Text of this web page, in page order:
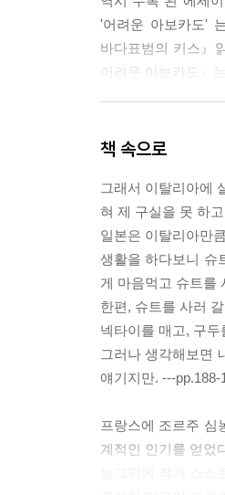
'어려운 아보카도'
바다표범의 키스』
어려운 아보카도』
있다. 「의사 없는
처음에 쓴 두 개의
소설을 쓰면 어떤
틀을 만든다. 그리
왜 그랬는가 하면,
부족했고, 그래서
책 속으로
그래서 이탈리아에
혀 제 구실을 못 하
일본은 이탈리아만
생활을 하다보니 슈
게 마음먹고 슈트를
한편, 슈트를 사러
넥타이를 매고, 구
그러나 생각해보면
얘기지만. ---pp.188-
프랑스에 조르주 심
계적인 인기를 얻었